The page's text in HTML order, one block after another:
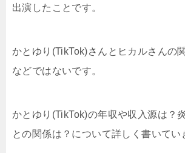
出演したことです。
かとゆり(TikTok)さんとヒカルさんの
などではないです。
かとゆり(TikTok)の年収や収入源は？
との関係は？について詳しく書いてい